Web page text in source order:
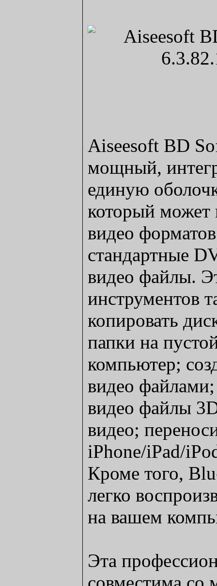
Aiseesoft BD
мощный,
единую
который может
видео
стандартные
видео файлы.
инструментов
копировать
папки на
компьютер;
видео файлами;
видео файлы
видео;
iPhone/iPad/
Кроме того,
легко
на вашем
Эта